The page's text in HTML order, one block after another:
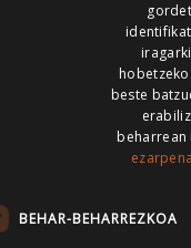
ALEA
NOAUA
hobetzeko.
beste
beharrean
BEHAR-BEHARREZKOA